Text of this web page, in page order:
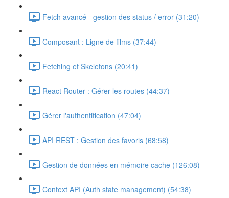
Fetch avancé - gestion des status / error (31:20)
Composant : Ligne de films (37:44)
Fetching et Skeletons (20:41)
React Router : Gérer les routes (44:37)
Gérer l'authentification (47:04)
API REST : Gestion des favoris (68:58)
Gestion de données en mémoire cache (126:08)
Context API (Auth state management) (54:38)